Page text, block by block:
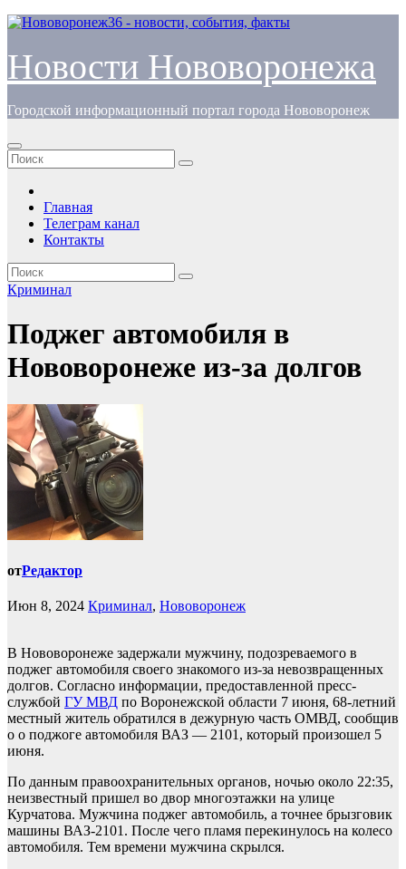
Перейти
содержимому
Новости Нововоронежа
Городской информационный портал города Нововоронеж
Главная
Телеграм канал
Контакты
Криминал
Поджег автомобиля в
Нововоронеже из-за долгов
отРедактор
Июн 8, 2024 Криминал, Нововоронеж
В Нововоронеже задержали мужчину, подозреваемого в
поджег автомобиля своего знакомого из-за невозвращенных
долгов. Согласно информации, предоставленной пресс-
службой ГУ МВД по Воронежской области 7 июня, 68-летний
местный житель обратился в дежурную часть ОМВД, сообщив
о о поджоге автомобиля ВАЗ — 2101, который произошел 5
июня.
По данным правоохранительных органов, ночью около 22:35,
неизвестный пришел во двор многоэтажки на улице
Курчатова. Мужчина поджег автомобиль, а точнее брызговик
машины ВАЗ-2101. После чего пламя перекинулось на колесо
автомобиля. Тем времени мужчина скрылся.